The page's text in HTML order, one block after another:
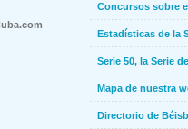
Concursos sobre
Estadísticas de la
Serie 50, la Serie
Mapa de nuestra
Directorio de